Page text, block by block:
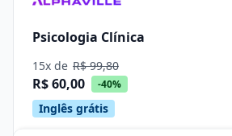
Psicologia Clínica
15x de R$ 99,80
R$ 60,00 -40%
Inglês grátis